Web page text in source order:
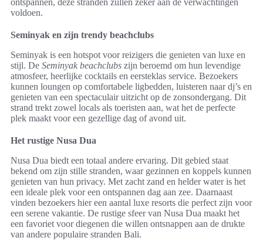
ontspannen, deze stranden zullen zeker aan de verwachtingen
voldoen.
Seminyak en zijn trendy beachclubs
Seminyak is een hotspot voor reizigers die genieten van luxe en
stijl. De Seminyak beachclubs zijn beroemd om hun levendige
atmosfeer, heerlijke cocktails en eersteklas service. Bezoekers
kunnen loungen op comfortabele ligbedden, luisteren naar dj’s en
genieten van een spectaculair uitzicht op de zonsondergang. Dit
strand trekt zowel locals als toeristen aan, wat het de perfecte
plek maakt voor een gezellige dag of avond uit.
Het rustige Nusa Dua
Nusa Dua biedt een totaal andere ervaring. Dit gebied staat
bekend om zijn stille stranden, waar gezinnen en koppels kunnen
genieten van hun privacy. Met zacht zand en helder water is het
een ideale plek voor een ontspannen dag aan zee. Daarnaast
vinden bezoekers hier een aantal luxe resorts die perfect zijn voor
een serene vakantie. De rustige sfeer van Nusa Dua maakt het
een favoriet voor diegenen die willen ontsnappen aan de drukte
van andere populaire stranden Bali.